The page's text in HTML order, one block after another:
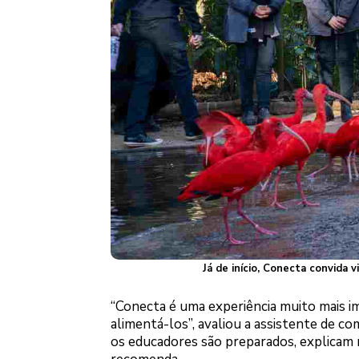
Já de início, Conecta convida
“Conecta é uma experiência muito mais
alimentá-los”, avaliou a assistente de
os educadores são preparados,